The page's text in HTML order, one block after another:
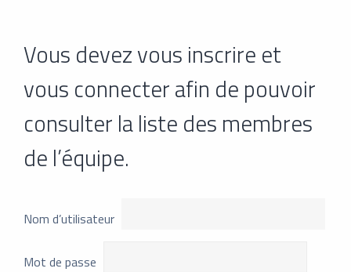
Vous devez vous inscrire et
vous connecter afin de pouvoir
consulter la liste des membres
de l’équipe.
Nom d’utilisateur
Mot de passe